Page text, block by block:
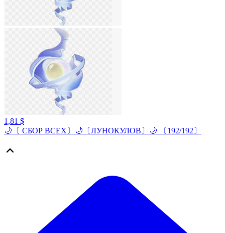
1,81 $
🌙〔 СБОР ВСЕХ〕🌙〔ЛУНОКУЛОВ〕🌙 〔192/192〕